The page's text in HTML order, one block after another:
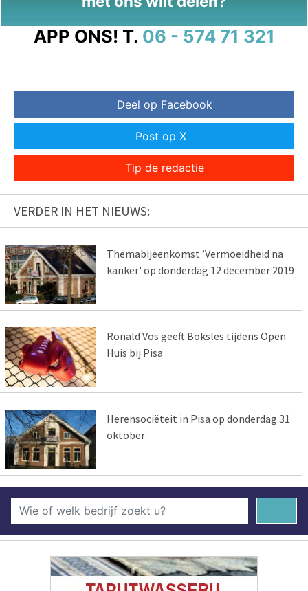
APP ONS! T. 06 - 574 71 321
Deel op Facebook
Post op X
Tip de redactie
VERDER IN HET NIEUWS:
Themabijeenkomst ’Vermoeidheid na
kanker' op donderdag 12 december 2019
Ronald Vos geeft Boksles tijdens Open
Huis bij Pisa
Herensociëteit in Pisa op donderdag 31
oktober